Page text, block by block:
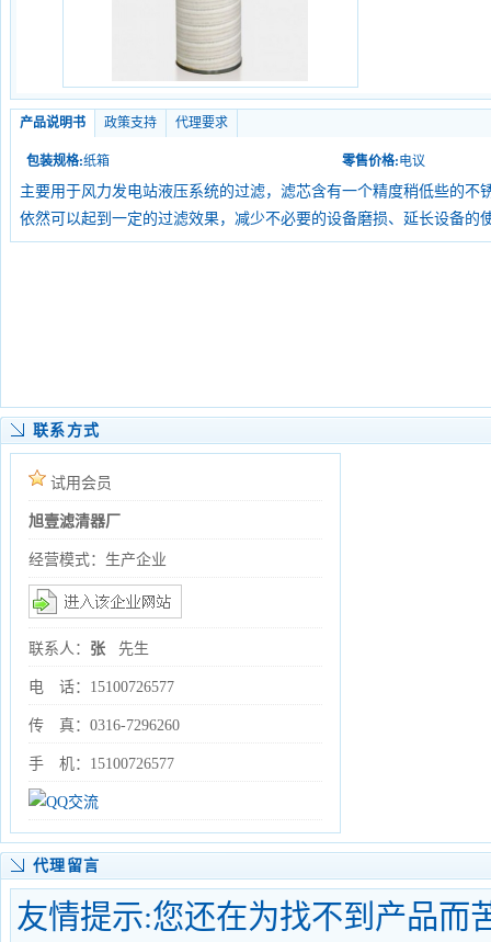
产品说明书 政策支持 代理要求
包装规格:纸箱 零售价格:电议
主要用于风力发电站液压系统的过滤，滤芯含有一个精度稍低些的
依然可以起到一定的过滤效果，减少不必要的设备磨损、延长设备的
联系方式
试用会员
旭壹滤清器厂
经营模式：生产企业
联系人： 张 先生
电 话：15100726577
传 真：0316-7296260
手 机：15100726577
代理留言
友情提示:您还在为找不到产品而